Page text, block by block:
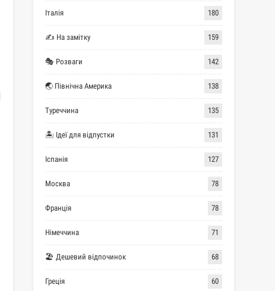
Італія 180
✍ На замітку 159
🎭 Розваги 142
🌏 Північна Америка 138
Туреччина 135
🏝 Ідеї для відпустки 131
Іспанія 127
Москва 78
Франція 78
Німеччина 71
🏖 Дешевий відпочинок 68
Греція 60